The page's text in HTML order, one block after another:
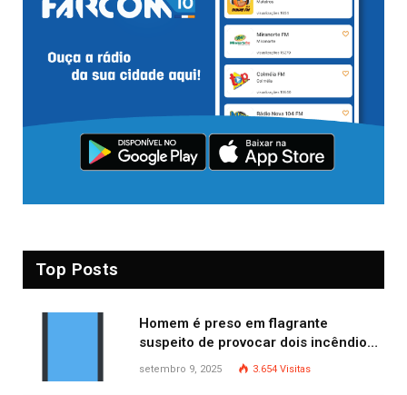
Top Posts
Homem é preso em flagrante
suspeito de provocar dois incêndios
criminosos no mesmo dia
setembro 9, 2025 3.654 Visitas